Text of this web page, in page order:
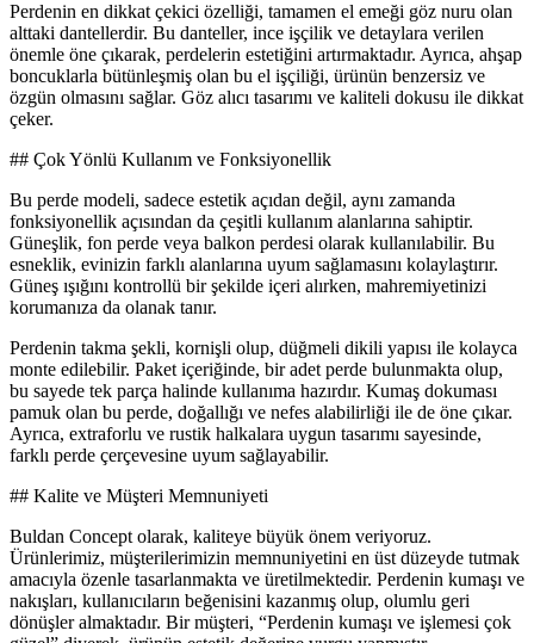
Perdenin en dikkat çekici özelliği, tamamen el emeği göz nuru olan
alttaki dantellerdir. Bu danteller, ince işçilik ve detaylara verilen
önemle öne çıkarak, perdelerin estetiğini artırmaktadır. Ayrıca, ahşap
boncuklarla bütünleşmiş olan bu el işçiliği, ürünün benzersiz ve
özgün olmasını sağlar. Göz alıcı tasarımı ve kaliteli dokusu ile dikkat
çeker.
## Çok Yönlü Kullanım ve Fonksiyonellik
Bu perde modeli, sadece estetik açıdan değil, aynı zamanda
fonksiyonellik açısından da çeşitli kullanım alanlarına sahiptir.
Güneşlik, fon perde veya balkon perdesi olarak kullanılabilir. Bu
esneklik, evinizin farklı alanlarına uyum sağlamasını kolaylaştırır.
Güneş ışığını kontrollü bir şekilde içeri alırken, mahremiyetinizi
korumanıza da olanak tanır.
Perdenin takma şekli, kornişli olup, düğmeli dikili yapısı ile kolayca
monte edilebilir. Paket içeriğinde, bir adet perde bulunmakta olup,
bu sayede tek parça halinde kullanıma hazırdır. Kumaş dokuması
pamuk olan bu perde, doğallığı ve nefes alabilirliği ile de öne çıkar.
Ayrıca, extraforlu ve rustik halkalara uygun tasarımı sayesinde,
farklı perde çerçevesine uyum sağlayabilir.
## Kalite ve Müşteri Memnuniyeti
Buldan Concept olarak, kaliteye büyük önem veriyoruz.
Ürünlerimiz, müşterilerimizin memnuniyetini en üst düzeyde tutmak
amacıyla özenle tasarlanmakta ve üretilmektedir. Perdenin kumaşı ve
nakışları, kullanıcıların beğenisini kazanmış olup, olumlu geri
dönüşler almaktadır. Bir müşteri, “Perdenin kumaşı ve işlemesi çok